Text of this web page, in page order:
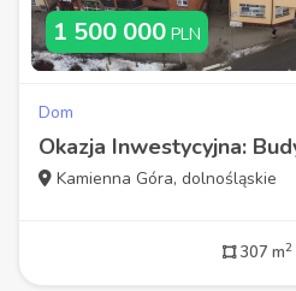
1 500 000 PLN
Dom
Kamienna Góra, dolnośląskie
307 m2